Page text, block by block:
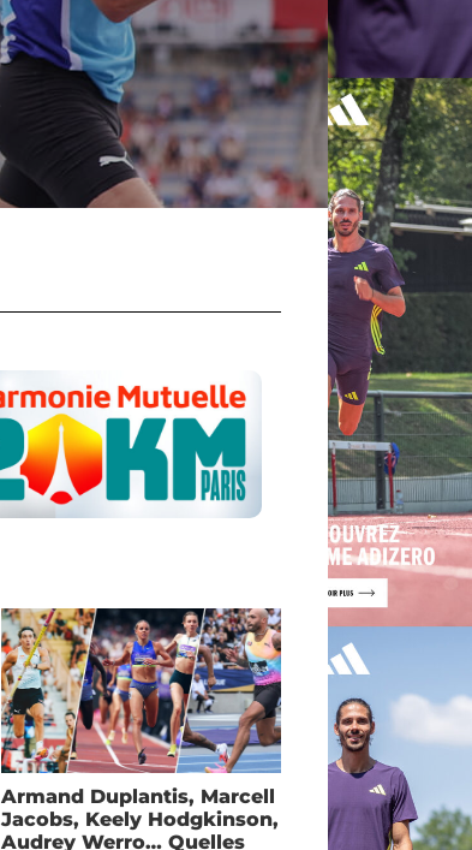
Armand Duplantis, Marcell
Jacobs, Keely Hodgkinson,
Audrey Werro… Quelles